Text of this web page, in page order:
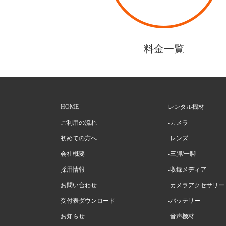
料金一覧
HOME
ご利用の流れ
初めての方へ
会社概要
採用情報
お問い合わせ
受付表ダウンロード
お知らせ
レンタル機材
-カメラ
-レンズ
-三脚/一脚
-収録メディア
-カメラアクセサリー
-バッテリー
-音声機材